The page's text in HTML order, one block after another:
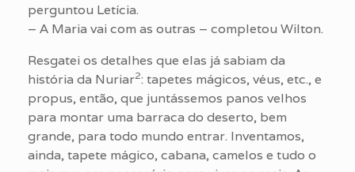
perguntou Letícia.
– A Maria vai com as outras – completou Wilton.
Resgatei os detalhes que elas já sabiam da
história da Nuriar2: tapetes mágicos, véus, etc., e
propus, então, que juntássemos panos velhos
para montar uma barraca do deserto, bem
grande, para todo mundo entrar. Inventamos,
ainda, tapete mágico, cabana, camelos e tudo o